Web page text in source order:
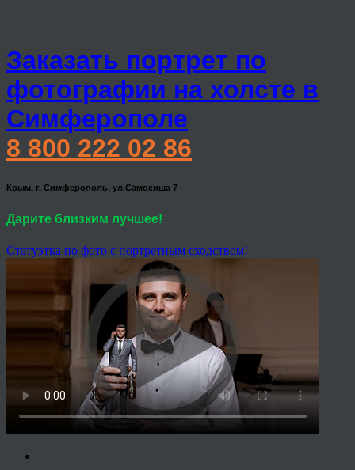
Заказать портрет по
фотографии на холсте в
Симферополе
8 800 222 02 86
Крым, г. Симферополь, ул.Самокиша 7
Дарите близким лучшее!
Статуэтка по фото с портретным сходством!